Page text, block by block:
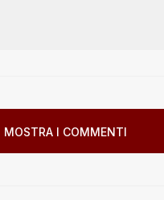
MOSTRA I COMMENTI